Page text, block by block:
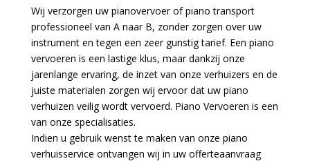
Wij verzorgen uw pianovervoer of piano transport
professioneel van A naar B, zonder zorgen over uw
instrument en tegen een zeer gunstig tarief. Een piano
vervoeren is een lastige klus, maar dankzij onze
jarenlange ervaring, de inzet van onze verhuizers en de
juiste materialen zorgen wij ervoor dat uw piano
verhuizen veilig wordt vervoerd. Piano Vervoeren is een
van onze specialisaties.
Indien u gebruik wenst te maken van onze piano
verhuisservice ontvangen wij in uw offerteaanvraag